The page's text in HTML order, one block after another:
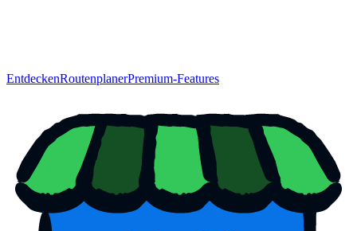
EntdeckenRoutenplanerPremium-Features